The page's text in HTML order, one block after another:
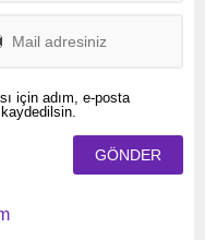
için adım, e-posta